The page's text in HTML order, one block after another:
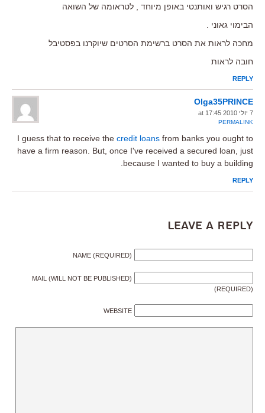
הסרט רגיש ואותנטי באופן מיוחד , לטראומה של השואה
הבימוי גאוני .
מחכה לראות את הסרט ברשימת הסרטים שיוקרנו בפסטיבל
חובה לראות
REPLY
Olga35PRINCE
7 יולי 2010 at 17:45
PERMALINK
I guess that to receive the credit loans from banks you ought to
have a firm reason. But, once I've received a secured loan, just
because I wanted to buy a building.
REPLY
Leave a Reply
NAME (REQUIRED)
MAIL (WILL NOT BE PUBLISHED)
(REQUIRED)
WEBSITE